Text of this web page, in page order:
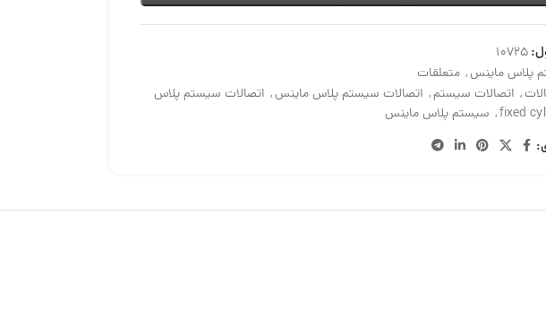
10725
پلاس ماینس, متعلقات
, اتصالات سیستم, اتصالات سیستم پلاس ماینس, اتصالات سیستم پلاس
, سیستم پلاس ماینس